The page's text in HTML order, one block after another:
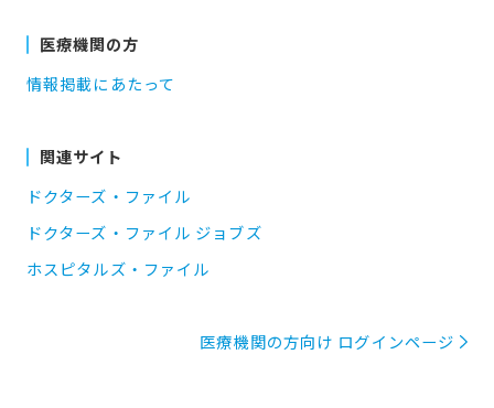
医療機関の方
情報掲載にあたって
関連サイト
ドクターズ・ファイル
ドクターズ・ファイル ジョブズ
ホスピタルズ・ファイル
医療機関の方向け ログインページ